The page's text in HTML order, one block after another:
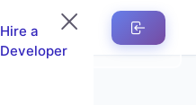
Hire a
Developer